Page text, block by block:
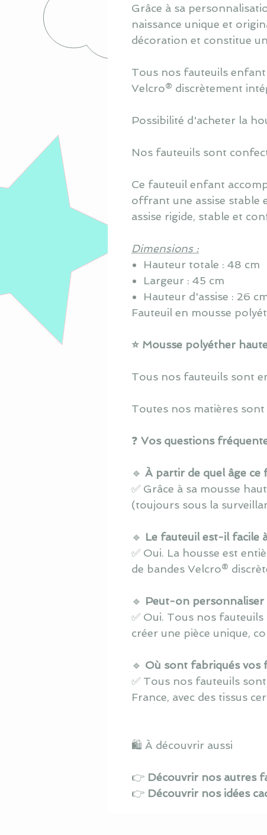
Grâce à sa
naissance unique et
décoration et constitue un
Tous nos fauteuils
Velcro® discrètement
Possibilité d'acheter la
Nos fauteuils sont
Ce fauteuil enfant
offrant une assise stable
assise rigide, stable et
Dimensions :
Hauteur totale : 48 cm
Largeur : 45 cm
Hauteur d'assise : 26
Fauteuil en mousse
⭐ Mousse polyéther
Tous nos fauteuils sont
Toutes nos matières
❓ Vos questions
🔹 À partir de quel âge
✅ Grâce à sa mousse
(toujours sous la
🔹 Le fauteuil est-il facile
✅ Oui. La housse est
de bandes Velcro®
🔹 Peut-on personnaliser
✅ Oui. Tous nos
créer une pièce unique,
🔹 Où sont fabriqués vos
✅ Tous nos fauteuils
France, avec des tissus
🛍️ À découvrir aussi
👉 Découvrir nos autres
👉 Découvrir nos idées